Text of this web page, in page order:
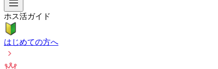
ホス活ガイド
はじめての方へ